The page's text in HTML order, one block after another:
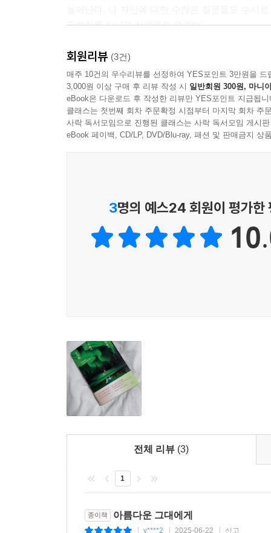
골짜기를 지나고 산마루도 오른다”.
그동안 《마음 실험실》, 《심리학자가 사랑을
《무사히 어른이 될 수 있을까》를 통해 청소년
빌려 십 대들의 마음을 다정하게 끌어안는다. “십
감정은 왜 이렇게 복잡할까’, ‘다른 사람과 잘 지
격려가 담겨 있다.
해석해줌으로써 ‘사춘기는 원래 그런 것’이라는
1부 ‘내 마음 바라보기’에서는 성격, 기억, 감정
(1장), 외모 중시 풍조를 비판적으로 생각해 보
(9장)과 인간이 뒷담화를 하는 이유(12장) 등도
잘하지 못할 때 생기는 감정들을 차분히 짚어낸
심리학으로 응답한다.
심리학자가 되어 다시 돌아본 나의 십 대,
그 시간이 남긴 것들
저자는 책에서 십 대 시절 겪은 자전적 일화를 실
함께 찾아가던 교실의 풍경, 친구에게 무심코 뱉
만하다.
통해 복잡해 보이는 심리학 지식을 청소년의 눈높
회원리뷰 (3건)
매주 10건의 우수리뷰를 선정하여 YES포인트 3만원을 드
3,000원 이상 구매 후 리뷰 작성 시 일반회원 300원, 마니
eBook은 다운로드 후 작성한 리뷰만 YES포인트 지급됩니
클래스는 첫번째 회차 주문확정 시점부터 마지막 회차 주
사락 독서모임으로 진행된 클래스는 사락 독서모임 게시
eBook 페이백, CD/LP, DVD/Blu-ray, 패션 및 판매금지 상
3명의 예스24 회원이 평가한
전체 리뷰 (3)
1
종이책 아름다운 그대에게
y****2 2025-06-22 신고